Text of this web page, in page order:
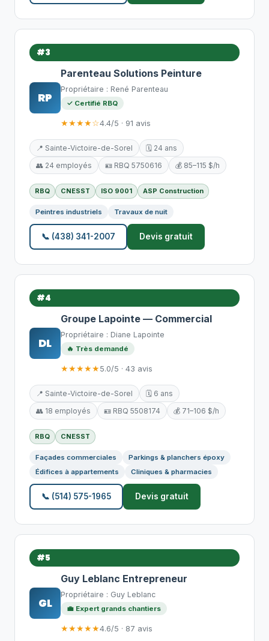
#3
RP
Parenteau Solutions Peinture
Propriétaire : René Parenteau
✓ Certifié RBQ
★★★★☆4.4/5 · 91 avis
📍 Sainte-Victoire-de-Sorel
🗓️ 24 ans
👥 24 employés
🪪 RBQ 5750616 💰 85–115 $/h
RBQ CNESST ISO 9001 ASP Construction
Peintres industriels Travaux de nuit
📞 (438) 341-2007 Devis gratuit
#4
DL
Groupe Lapointe — Commercial
Propriétaire : Diane Lapointe
🔥 Très demandé
★★★★★5.0/5 · 43 avis
📍 Sainte-Victoire-de-Sorel
🗓️ 6 ans
👥 18 employés
🪪 RBQ 5508174 💰 71–106 $/h
RBQ CNESST
Façades commerciales
Parkings & planchers époxy
Édifices à appartements
Cliniques & pharmacies
📞 (514) 575-1965 Devis gratuit
#5
GL
Guy Leblanc Entrepreneur
Propriétaire : Guy Leblanc
💼 Expert grands chantiers
★★★★★4.6/5 · 87 avis